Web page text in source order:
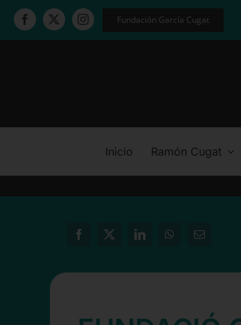
Saltar
Fundación García Cugat
Inicio Ramón Cugat